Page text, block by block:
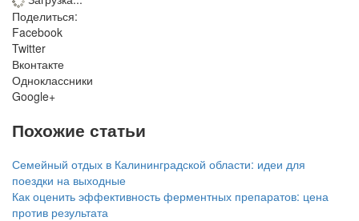
Поделиться:
Facebook
Twitter
Вконтакте
Одноклассники
Google+
Похожие статьи
Семейный отдых в Калининградской области: идеи для
поездки на выходные
Как оценить эффективность ферментных препаратов: цена
против результата